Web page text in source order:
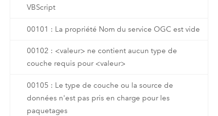
VBScript
00101 : La propriété Nom du service OGC est vide
00102 : <valeur> ne contient aucun type de
couche requis pour <valeur>
00105 : Le type de couche ou la source de
données n'est pas pris en charge pour les
paquetages